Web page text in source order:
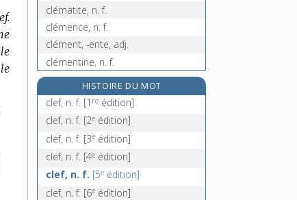
clématite, n. f.
clémence, n. f.
clément, -ente, adj.
clémentine, n. f.
clémentines, adj. f. pl.[7eédition]
clémentinier, n. m.
clenche, n. f.
clenchette, n. f. [8
édition]
clephte, n. m.
HISTOIRE DU MOT
clef, n. f. [1 re édition]
clef, n. f. [2e édition]
clef, n. f. [3e édition]
clef, n. f. [4e édition]
clef, n. f. [5e édition]
clef, n. f. [6e édition]